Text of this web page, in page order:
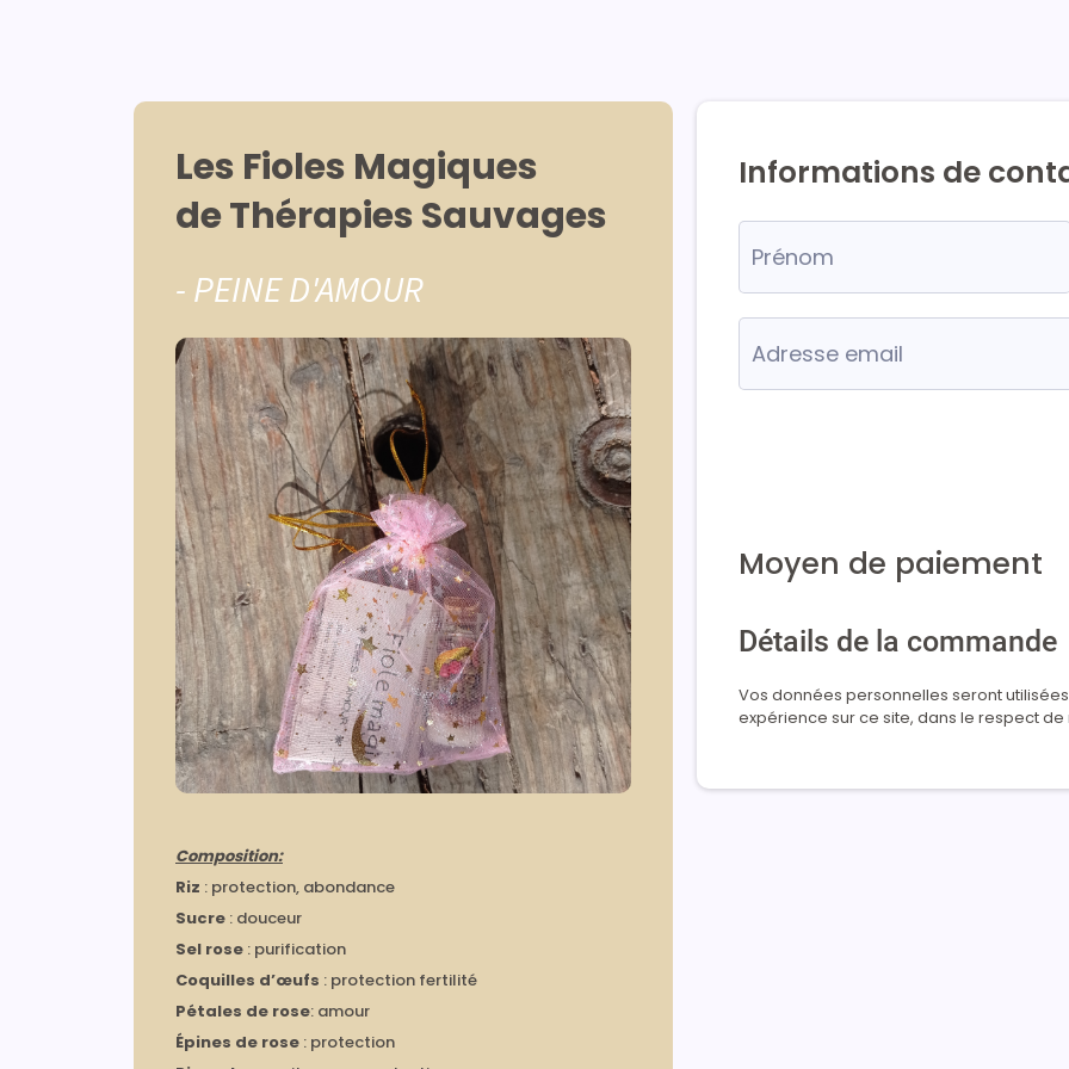
Les Fioles Magiques
de Thérapies Sauvages
- PEINE D'AMOUR
Composition:
Riz : protection, abondance
Sucre : douceur
Sel rose : purification
Coquilles d’œufs : protection fertilité
Pétales de rose: amour
Épines de rose : protection
Informations de
Moyen de paiement
Détails de la commande
Vos données personnelles seront
expérience sur ce site, dans le respect